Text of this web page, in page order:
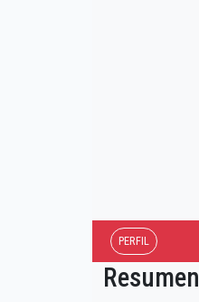
PERFIL
Resumen